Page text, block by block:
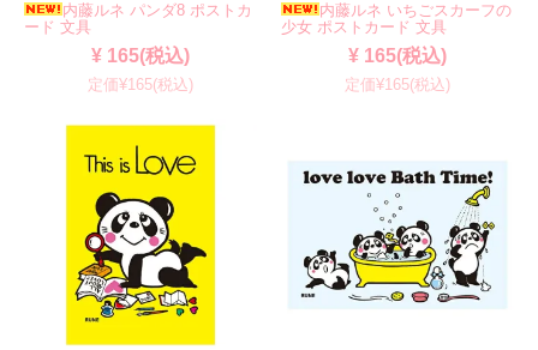
内藤ルネ パンダ8 ポストカ
ード 文具
¥ 165(税込)
定価¥165(税込)
内藤ルネ いちごスカーフの
少女 ポストカード 文具
¥ 165(税込)
定価¥165(税込)